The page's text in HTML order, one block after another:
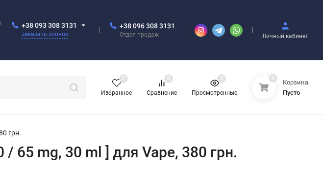
+38 093 308 3131
заказать звонок
+38 096 308 3131
Отдел продаж Личный кабинет
Избранное
0
Сравнение
0
Просмотренные
0 0
Корзина
Пусто
грн.
65 mg, 30 ml ] для Vape, 380 грн.